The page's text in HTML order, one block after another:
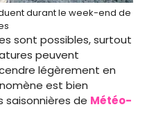
durant le week-end de
sont possibles, surtout
peuvent
légèrement en
est bien
saisonnières de Météo-